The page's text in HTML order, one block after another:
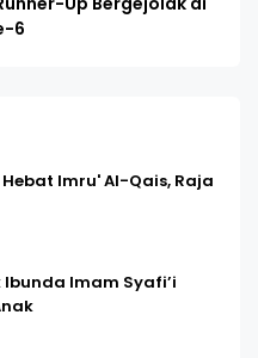
6
Imru' Al-Qais, Raja
Imam Syafi’i